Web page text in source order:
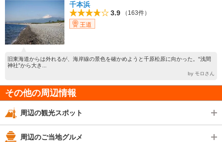
千本浜
3.9
（163件）
王道
旧東海道からは外れるが、海岸線の景色を確かめようと千原松原に向かった。“浅間
神社”から大き...
by モロさん
その他の周辺情報
周辺の観光スポット
周辺のご当地グルメ